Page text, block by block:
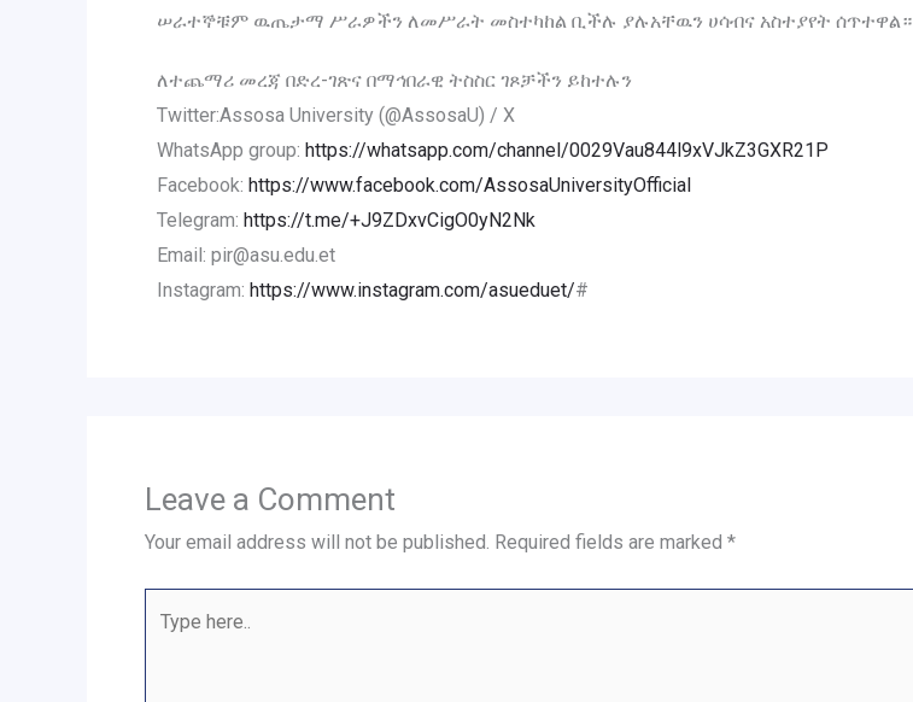
ሠራተኞቹም ዉጤታማ ሥራዎችን ለመሥራት መስተካከል ቢችሉ ያሉአቸዉን ሀሳብና አስተያየት ሰጥተዋል።
ለተጨማሪ መረጃ በድረ-ገጽና በማኅበራዊ ትስስር ገጾቻችን ይከተሉን
Twitter:Assosa University (@AssosaU) / X
WhatsApp group: https://whatsapp.com/channel/0029Vau844l9xVJkZ3GXR21P
Facebook: https://www.facebook.com/AssosaUniversityOfficial
Telegram: https://t.me/+J9ZDxvCigO0yN2Nk
Email: pir@asu.edu.et
Instagram: https://www.instagram.com/asueduet/#
Leave a Comment
Your email address will not be published. Required fields are marked *